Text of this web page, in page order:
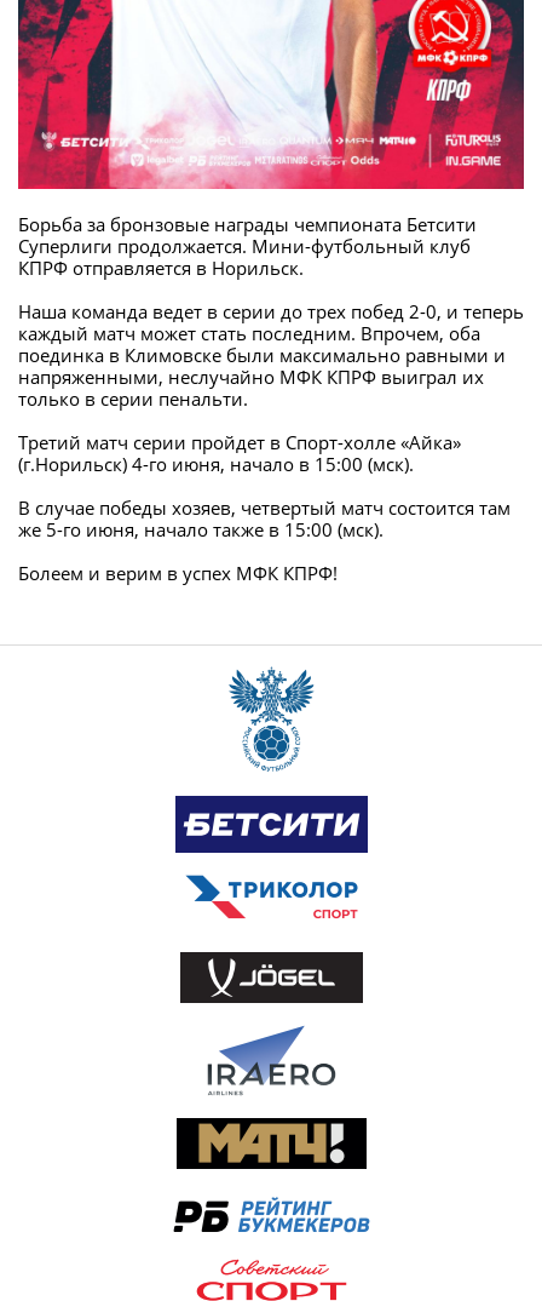
Борьба за бронзовые награды чемпионата Бетсити
Суперлиги продолжается. Мини-футбольный клуб
КПРФ отправляется в Норильск.
Наша команда ведет в серии до трех побед 2-0, и теперь
каждый матч может стать последним. Впрочем, оба
поединка в Климовске были максимально равными и
напряженными, неслучайно МФК КПРФ выиграл их
только в серии пенальти.
Третий матч серии пройдет в Спорт-холле «Айка»
(г.Норильск) 4-го июня, начало в 15:00 (мск).
В случае победы хозяев, четвертый матч состоится там
же 5-го июня, начало также в 15:00 (мск).
Болеем и верим в успех МФК КПРФ!